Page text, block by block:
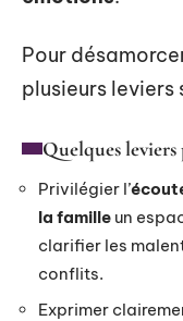
Pour
plusieurs leviers
Quelques leviers
Privilégier l’
la famille un
clarifier les
conflits.
Exprimer